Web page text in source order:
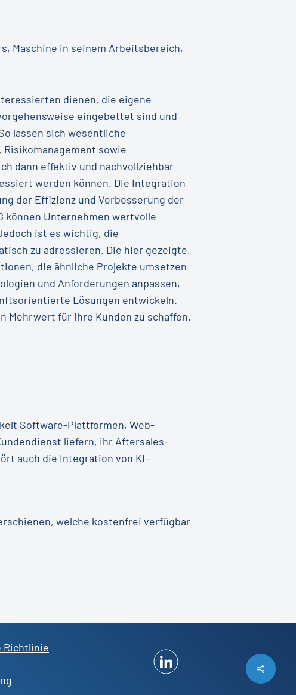
Maschine in seinem Arbeitsbereich,
dienen, die eigene
eingebettet sind und
lassen sich wesentliche
sowie
dann effektiv und nachvollziehbar
werden können. Die Integration
der Effizienz und Verbesserung der
können Unternehmen wertvolle
ist es wichtig, die
zu adressieren. Die hier gezeigte,
die ähnliche Projekte umsetzen
und Anforderungen anpassen,
Lösungen entwickeln.
Mehrwert für ihre Kunden zu schaffen.
Software-Plattformen, Web-
liefern, ihr Aftersales-
auch die Integration von KI-
welche kostenfrei verfügbar
Richtlinie